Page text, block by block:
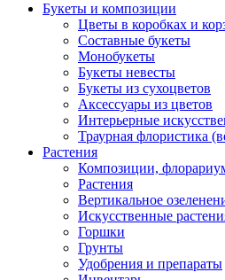
Букеты и композиции
Цветы в коробках и
Составные букеты
Монобукеты
Букеты невесты
Букеты из сухоцветов
Аксессуары из цветов
Интерьерные
Траурная флористика
Растения
Композиции,
Растения
Вертикальное
Искусственные
Горшки
Грунты
Удобрения и препараты